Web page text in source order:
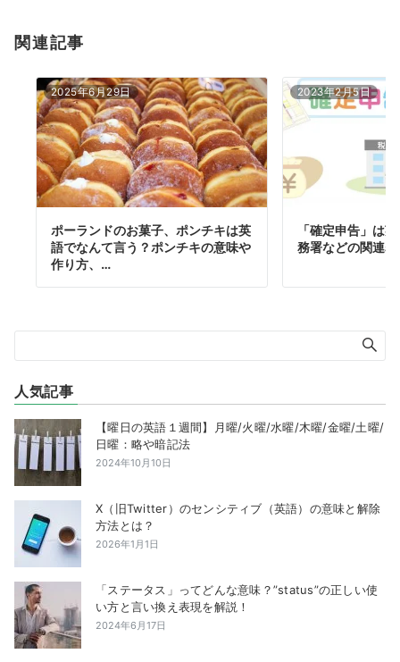
関連記事
2025年6月29日
ポーランドのお菓子、ポンチキは英
語でなんて言う？ポンチキの意味や
作り方、…
2023年2月5日
「確定申告」は
務署などの関連
人気記事
【曜日の英語１週間】月曜/火曜/水曜/木曜/金曜/土曜/
日曜：略や暗記法
2024年10月10日
X（旧Twitter）のセンシティブ（英語）の意味と解除
方法とは？
2026年1月1日
「ステータス」ってどんな意味？”status”の正しい使
い方と言い換え表現を解説！
2024年6月17日